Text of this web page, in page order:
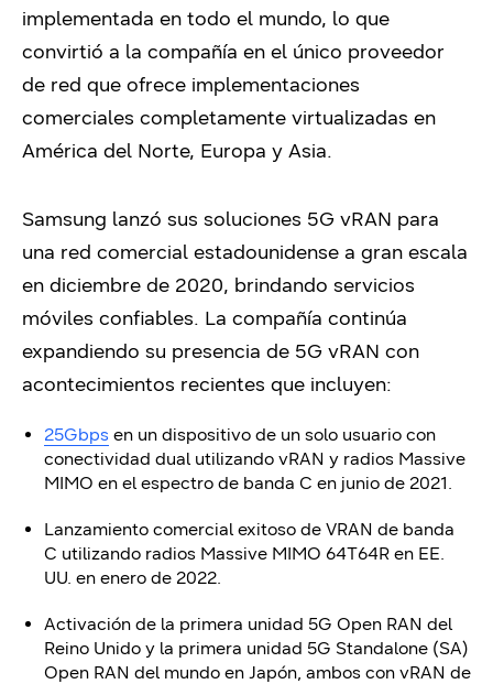
implementada en todo el mundo, lo que
convirtió a la compañía en el único proveedor
de red que ofrece implementaciones
comerciales completamente virtualizadas en
América del Norte, Europa y Asia.
Samsung lanzó sus soluciones 5G vRAN para
una red comercial estadounidense a gran escala
en diciembre de 2020, brindando servicios
móviles confiables. La compañía continúa
expandiendo su presencia de 5G vRAN con
acontecimientos recientes que incluyen:
25Gbps en un dispositivo de un solo usuario con
conectividad dual utilizando vRAN y radios Massive
MIMO en el espectro de banda C en junio de 2021.
Lanzamiento comercial exitoso de VRAN de banda
C utilizando radios Massive MIMO 64T64R en EE.
UU. en enero de 2022.
Activación de la primera unidad 5G Open RAN del
Reino Unido y la primera unidad 5G Standalone (SA)
Open RAN del mundo en Japón, ambos con vRAN de